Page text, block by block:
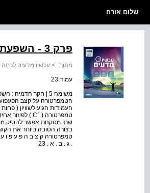
שלום אורח
פרק 3 - השפעת החום על החומר
מתוך: > עכשיו מדעים לכתה
עמוד:23
משימה 5 | חקר
העמודות הגיע לשוויון (
בצורה הטובה ביותר את
. ג . ב . א . 23